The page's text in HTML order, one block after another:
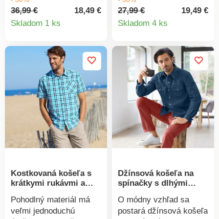
Farbené pruhy. Jemne
hrejivá. Dlhé rukávy. 2
sedlo. Farebne zladené
gombíky. Rovný spodný
lem. Možno prať v
práčke.
36,99 €
18,49 €
Skladom 1 ks
s krátkymi rukávmi sa
postará o štýlový
náprsné našité vrecko.
Krátke rukávy. Na
ramenách prestrih.
Vzadu dvojité sedlo a 2
záševky. Oblý spodný
lem. Rýchloschnúca.
Nie je potrebné žehliť.
Možno prať v práčke.
27,99 €
19,49 €
Skladom 4 ks
Kostkovaná košeľa s
krátkymi rukávmi a
Pohodlný materiál má
veľmi jednoduchú
Džínsová košeľa na
spínačky s dlhými
O módny vzhľad sa
postará džínsová košeľa